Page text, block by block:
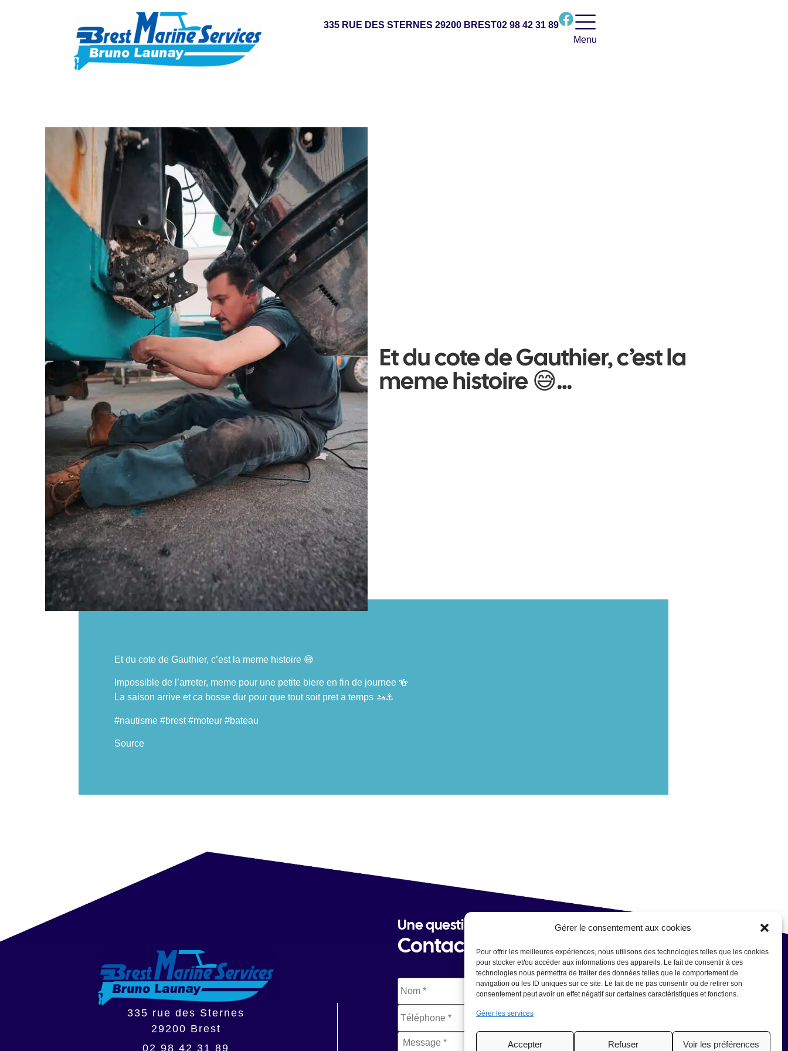
Gérer le consentement aux cookies
Pour offrir les meilleures expériences, nous utilisons des technologies telles que les cookies
pour stocker et/ou accéder aux informations des appareils. Le fait de consentir à ces
technologies nous permettra de traiter des données telles que le comportement de
navigation ou les ID uniques sur ce site. Le fait de ne pas consentir ou de retirer son
consentement peut avoir un effet négatif sur certaines caractéristiques et fonctions.
Gérer les services
Accepter Refuser Voir les préférences
335 RUE DES STERNES 29200 BREST02 98 42 31 89
Menu
Et du cote de Gauthier, c’est la
meme histoire 😅…
Et du cote de Gauthier, c’est la meme histoire 😅
Impossible de l’arreter, meme pour une petite biere en fin de journee 🍻
La saison arrive et ca bosse dur pour que tout soit pret a temps 🚤⚓️
#nautisme #brest #moteur #bateau
Source
335 rue des Sternes
29200 Brest
02 98 42 31 89
Une question ?
Contactez-nous
E-
mail *
Message *